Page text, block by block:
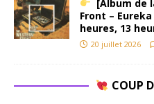
[Album de
Front –
heures, 13
20 juillet 2026
COUP